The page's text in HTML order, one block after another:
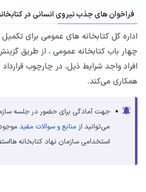
فراخوان های جذب نیروی انسانی در
اداره‌ کل کتابخانه های عمومی برای تکمیل
چهار باب کتابخانه عمومی ، از طریق
افراد واجد شرایط ذیل، در چارچوب
همکاری می‌کند.
جهت آمادگی برای حضور در جلسه
می‌توانید از منابع و سوالات مفید
استخدامی سازمان نهاد کتابخانه